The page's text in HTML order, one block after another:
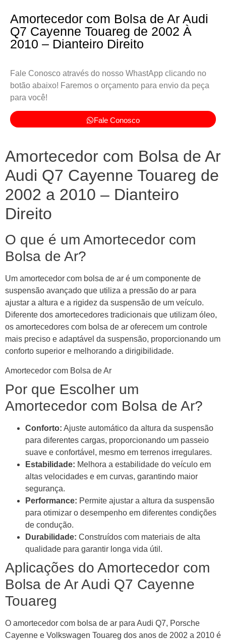
Amortecedor com Bolsa de Ar Audi
Q7 Cayenne Touareg de 2002 À
2010 – Dianteiro Direito
Fale Conosco através do nosso WhastApp clicando no
botão abaixo! Faremos o orçamento para envio da peça
para você!
Fale Conosco
Amortecedor com Bolsa de Ar
Audi Q7 Cayenne Touareg de
2002 a 2010 – Dianteiro
Direito
O que é um Amortecedor com
Bolsa de Ar?
Um amortecedor com bolsa de ar é um componente de
suspensão avançado que utiliza a pressão do ar para
ajustar a altura e a rigidez da suspensão de um veículo.
Diferente dos amortecedores tradicionais que utilizam óleo,
os amortecedores com bolsa de ar oferecem um controle
mais preciso e adaptável da suspensão, proporcionando um
conforto superior e melhorando a dirigibilidade.
Amortecedor com Bolsa de Ar
Por que Escolher um
Amortecedor com Bolsa de Ar?
Conforto: Ajuste automático da altura da suspensão
para diferentes cargas, proporcionando um passeio
suave e confortável, mesmo em terrenos irregulares.
Estabilidade: Melhora a estabilidade do veículo em
altas velocidades e em curvas, garantindo maior
segurança.
Performance: Permite ajustar a altura da suspensão
para otimizar o desempenho em diferentes condições
de condução.
Durabilidade: Construídos com materiais de alta
qualidade para garantir longa vida útil.
Aplicações do Amortecedor com
Bolsa de Ar Audi Q7 Cayenne
Touareg
O amortecedor com bolsa de ar para Audi Q7, Porsche
Cayenne e Volkswagen Touareg dos anos de 2002 a 2010 é